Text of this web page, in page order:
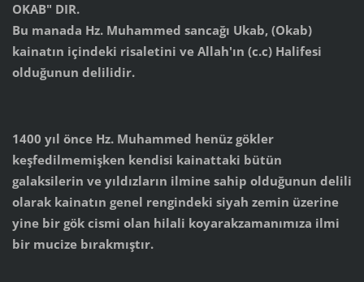
OKAB" DIR.
Bu manada Hz. Muhammed sancağı Ukab, (Okab)
kainatın içindeki risaletini ve Allah'ın (c.c) Halifesi
olduğunun delilidir.
1400 yıl önce Hz. Muhammed henüz gökler
keşfedilmemişken kendisi kainattaki bütün
galaksilerin ve yıldızların ilmine sahip olduğunun delili
olarak kainatın genel rengindeki siyah zemin üzerine
yine bir gök cismi olan hilali koyarakzamanımıza ilmi
bir mucize bırakmıştır.